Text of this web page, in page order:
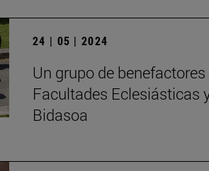
24 | 05 | 2024
Un grupo de
Facultades Eclesiásticas
Bidasoa